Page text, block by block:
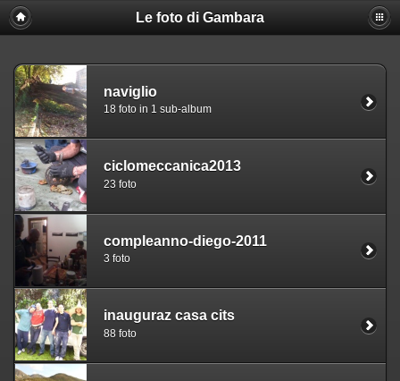
Le foto di Gambara
naviglio
18 foto in 1 sub-album
ciclomeccanica2013
23 foto
compleanno-diego-2011
3 foto
inauguraz casa cits
88 foto